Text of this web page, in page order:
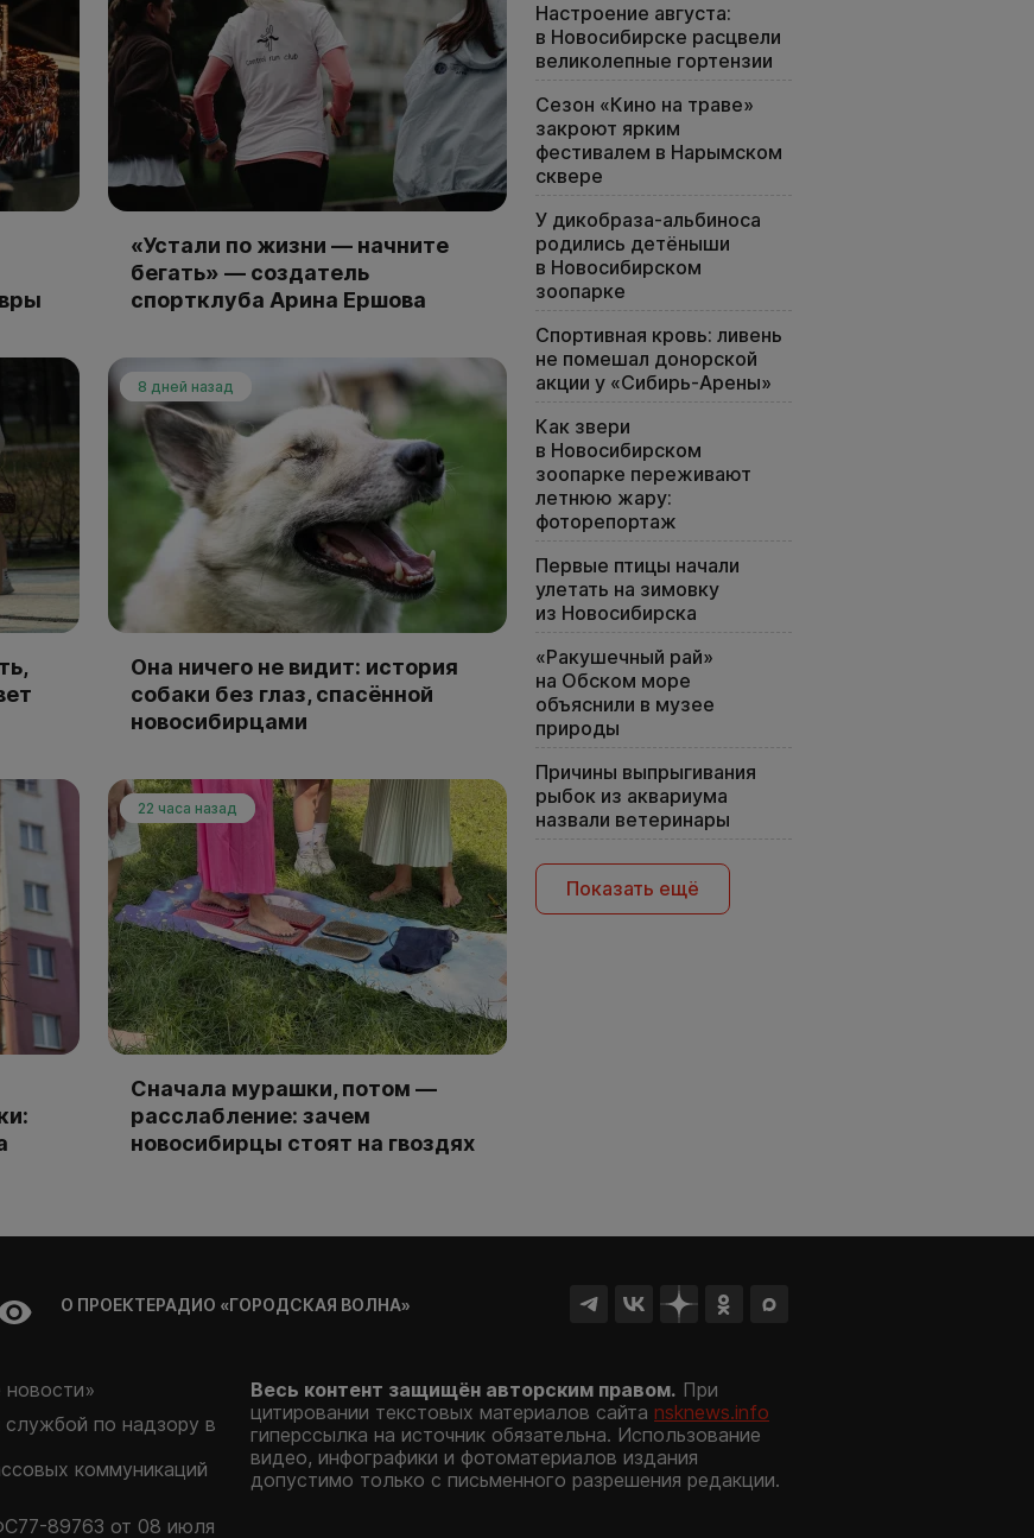
«Устали по жизни — начните
бегать» — создатель
спортклуба Арина Ершова
8 дней назад
Она ничего не видит: история
собаки без глаз, спасённой
новосибирцами
22 часа назад
Сначала мурашки, потом —
расслабление: зачем
новосибирцы стоят на гвоздях
Настроение августа:
в Новосибирске расцвели
великолепные гортензии
Сезон «Кино на траве»
закроют ярким
фестивалем в Нарымском
сквере
У дикобраза-альбиноса
родились детёныши
в Новосибирском
зоопарке
Спортивная кровь: ливень
не помешал донорской
акции у «Сибирь-Арены»
Как звери
в Новосибирском
зоопарке переживают
летнюю жару:
фоторепортаж
Первые птицы начали
улетать на зимовку
из Новосибирска
«Ракушечный рай»
на Обском море
объяснили в музее
природы
Причины выпрыгивания
рыбок из аквариума
назвали ветеринары
Показать ещё
О ПРОЕКТЕРАДИО «ГОРОДСКАЯ ВОЛНА»
новости»
по надзору в
коммуникаций
89763 от 08 июля
Весь контент защищён авторским правом. При
цитировании текстовых материалов сайта nsknews.info
гиперссылка на источник обязательна. Использование
видео, инфографики и фотоматериалов издания
допустимо только с письменного разрешения редакции.